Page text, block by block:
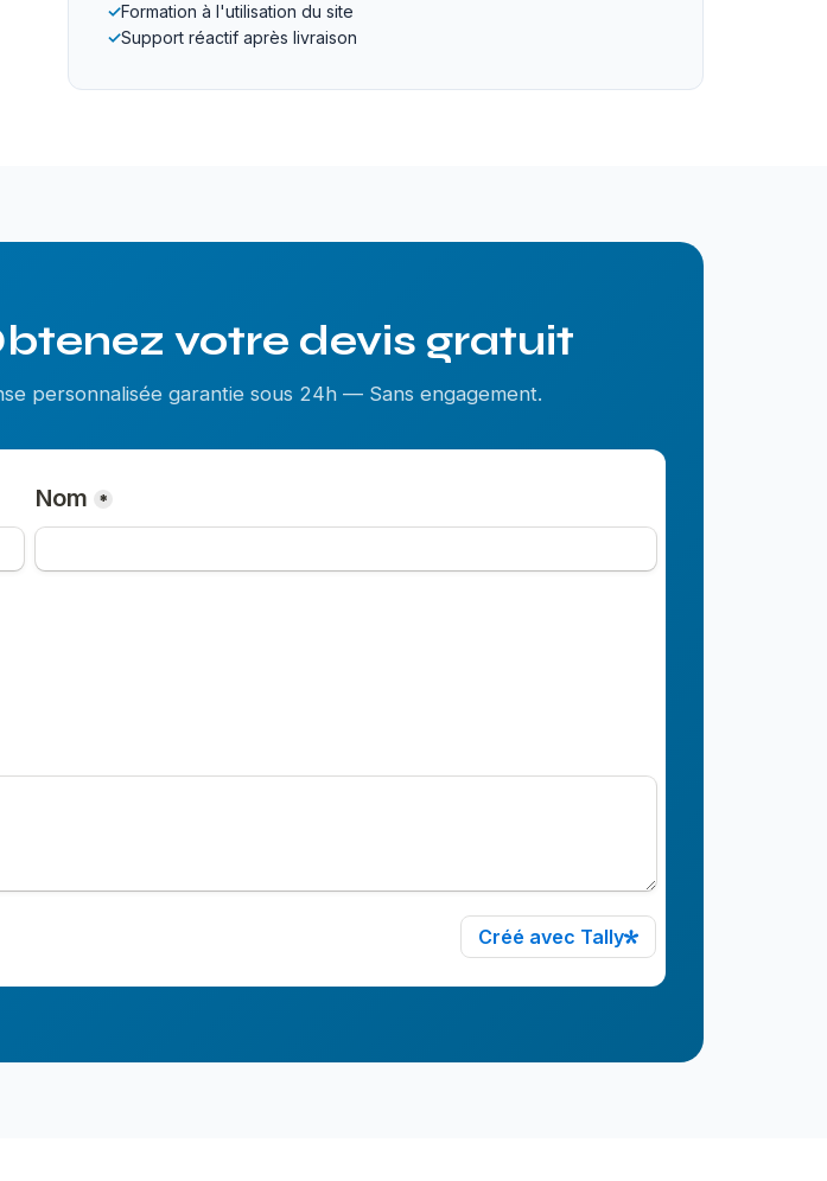
✓Formation à l'utilisation du site
✓Support réactif après livraison
votre devis gratuit
personnalisée garantie sous 24h — Sans engagement.